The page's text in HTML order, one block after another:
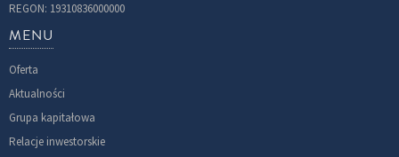
REGON: 19310836000000
MENU
Oferta
Aktualności
Grupa kapitałowa
Relacje inwestorskie